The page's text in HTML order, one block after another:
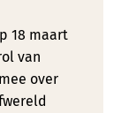
18 maart
van
over